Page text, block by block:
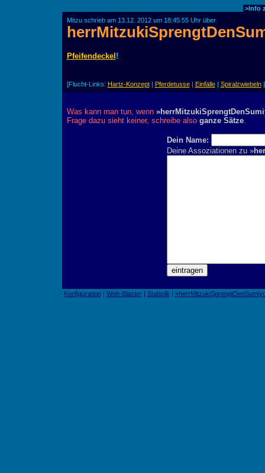
>Info
Mitzu schrieb am 13.12. 2012 um 18:45:55 Uhr über
Pfeifendeckel !
[Flucht-Links: Hartz-Konzept| Pferdetusse| Einfälle| Spiralzwiebeln
Was kann man tun, wenn
Frage dazu sieht keiner, schreibe also ganze Sätze.
Dein Name:
Deine Assoziationen zu »
Konfiguration| Web-Blaster| Statistik |